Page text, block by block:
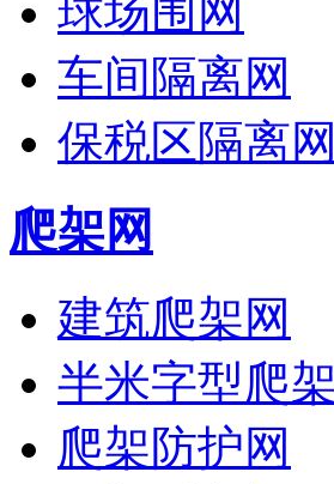
球场围网
车间隔离网
保税区隔离网
爬架网
建筑爬架网
半米字型爬
爬架防护网